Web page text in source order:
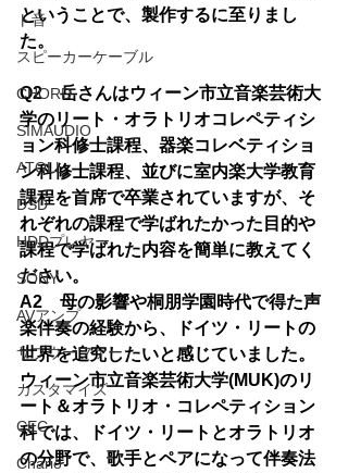
ト音
スピーカーケーブル
CHORD
SIMAUDIO
ATOLL
DSD
HDDプレヤー
SONY
AVアンプ
サブウーファー
カスタマイズ
CEC
Chario
ということで、製作するに至りまし
た。
Q2　岳さんはウィーン市立音楽芸術大
学のリート・オラトリオコレペティシ
ョン科修士課程、器楽コレベティショ
ン科修士課程、並びに室内楽大学教育
課程を首席で卒業されていますが、そ
れぞれの課程で学ばれたかった目的や
課程で学ばれた内容を簡単に教えてく
ださい。
A2　母の影響や桐朋学園時代で得た声
楽伴奏の経験から、ドイツ・リートの
世界を追究したいと感じていました。
ウィーン市立音楽芸術大学(MUK)のリ
ート＆オラトリオ・コレペティション
科では、ドイツ・リートとオラトリオ
の分野で、歌手とペアになって伴奏法